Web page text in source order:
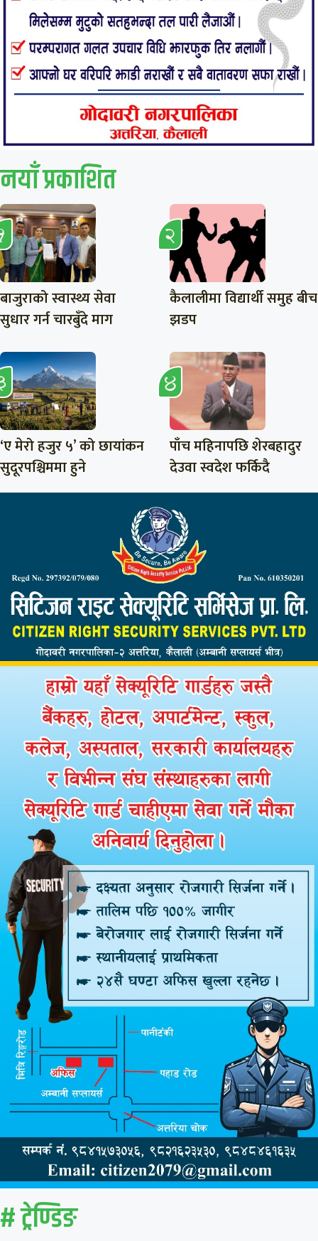
नयाँ प्रकाशित
बाजुराको स्वास्थ्य सेवा
सुधार गर्न चारबुँदे माग
कैलालीमा विद्यार्थी समुह बीच
झडप
‘ए मेरो हजुर ५’ को छायांकन
सुदूरपश्चिममा हुने
पाँच महिनापछि शेरबहादुर
देउवा स्वदेश फर्किदै
# ट्रेण्डिङ